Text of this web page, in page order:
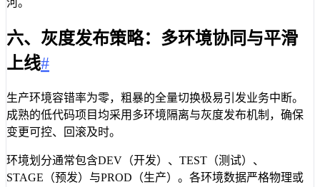
六、灰度发布策略：多环境协同与平滑
上线#
生产环境容错率为零，粗暴的全量切换极易引发业务中断。
成熟的低代码项目均采用多环境隔离与灰度发布机制，确保
变更可控、回滚及时。
环境划分通常包含DEV（开发）、TEST（测试）、
STAGE（预发）与PROD（生产）。各环境数据严格物理或